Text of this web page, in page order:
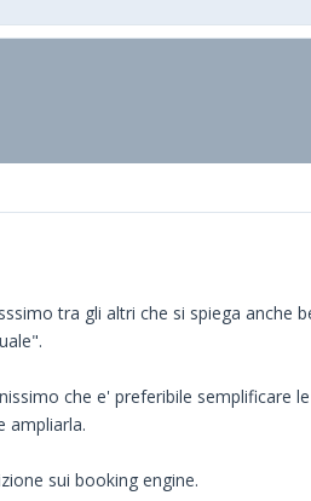
tra gli altri che si spiega anche
che e' preferibile semplificare le
ampliarla.
sui booking engine.